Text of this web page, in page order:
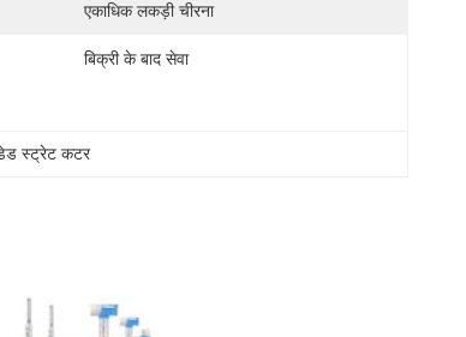
एकाधिक लकड़ी चीरना
बिक्री के बाद सेवा
स्ट्रेट कटर